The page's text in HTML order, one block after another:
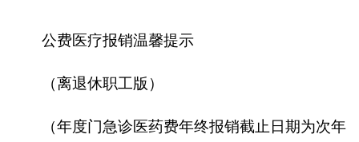
公费医疗报销温馨提示
（离退休职工版）
（年度门急诊医药费年终报销截止日期为次年